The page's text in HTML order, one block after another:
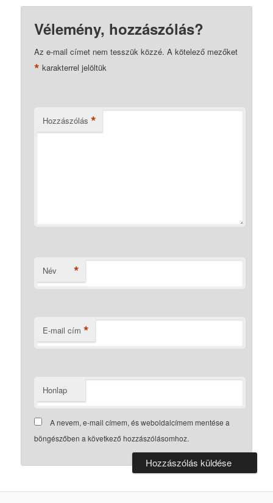
Vélemény, hozzászólás?
Az e-mail címet nem tesszük közzé. A kötelező mezőket
* karakterrel jelöltük
Hozzászólás *
Név *
E-mail cím *
Honlap
A nevem, e-mail címem, és weboldalcímem mentése a
böngészőben a következő hozzászólásomhoz.